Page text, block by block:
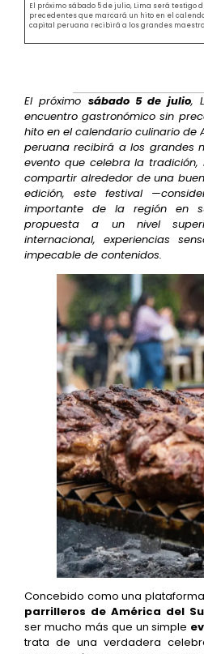
El próximo sábado 5 de julio, Lima será testigo
precedentes que marcará un hito en el
capital peruana recibirá a los grandes
El próximo sábado 5 de julio,
encuentro gastronómico sin
hito en el calendario culinario de
peruana recibirá a los grandes
evento que celebra la
compartir alrededor de una
edición, este festival
importante de la región en
propuesta a un nivel
internacional, experiencias
impecable de contenidos.
Concebido como una
parrilleros de América del
ser mucho más que un simple
trata de una verdadera